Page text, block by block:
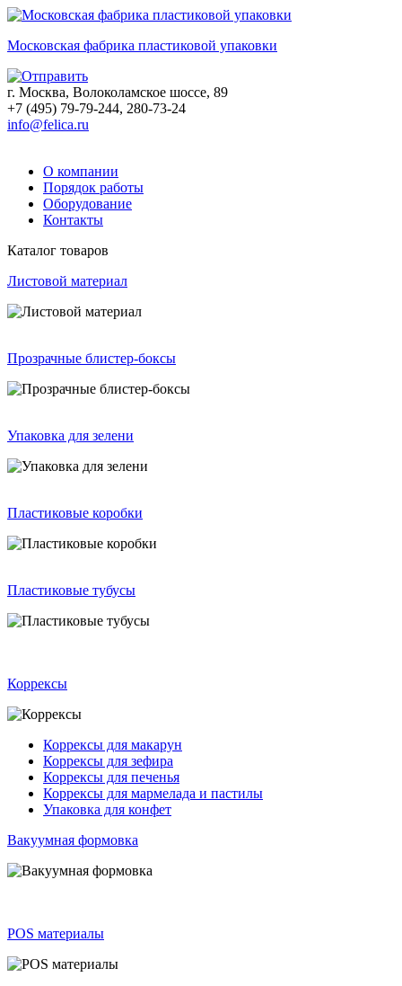
Московская фабрика пластиковой упаковки
г. Москва, Волоколамское шоссе, 89
+7 (495) 79-79-244, 280-73-24
info@felica.ru
О компании
Порядок работы
Оборудование
Контакты
Каталог товаров
Листовой материал
Прозрачные блистер-боксы
Упаковка для зелени
Пластиковые коробки
Пластиковые тубусы
Коррексы
Коррексы для макарун
Коррексы для зефира
Коррексы для печенья
Коррексы для мармелада и пастилы
Упаковка для конфет
Вакуумная формовка
POS материалы